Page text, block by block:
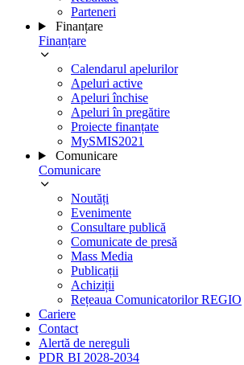
Parteneri
Finanțare
Finanțare
Calendarul apelurilor
Apeluri active
Apeluri închise
Apeluri în pregătire
Proiecte finanțate
MySMIS2021
Comunicare
Comunicare
Noutăți
Evenimente
Consultare publică
Comunicate de presă
Mass Media
Publicații
Achiziții
Rețeaua Comunicatorilor REGIO
Cariere
Contact
Alertă de nereguli
PDR BI 2028-2034